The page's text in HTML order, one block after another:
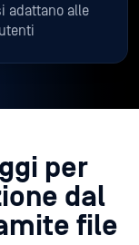
adattano alle
per
dal
file